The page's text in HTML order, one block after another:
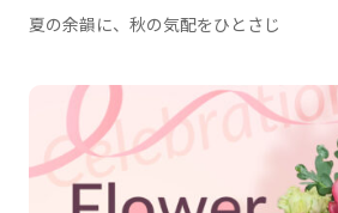
夏の余韻に、秋の気配をひとさじ